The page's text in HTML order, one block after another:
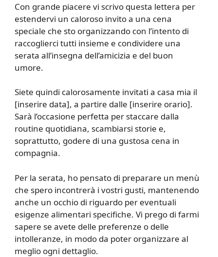
Con grande piacere vi scrivo questa lettera per
estendervi un caloroso invito a una cena
speciale che sto organizzando con l’intento di
raccoglierci tutti insieme e condividere una
serata all’insegna dell’amicizia e del buon
umore.
Siete quindi calorosamente invitati a casa mia il
[inserire data], a partire dalle [inserire orario].
Sarà l’occasione perfetta per staccare dalla
routine quotidiana, scambiarsi storie e,
soprattutto, godere di una gustosa cena in
compagnia.
Per la serata, ho pensato di preparare un menù
che spero incontrerà i vostri gusti, mantenendo
anche un occhio di riguardo per eventuali
esigenze alimentari specifiche. Vi prego di farmi
sapere se avete delle preferenze o delle
intolleranze, in modo da poter organizzare al
meglio ogni dettaglio.